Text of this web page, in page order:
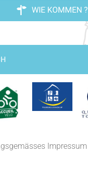
WIE KOMMEN ?
Impressum